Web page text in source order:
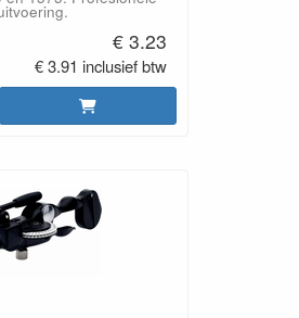
€ 3.23
€ 3.91 inclusief btw